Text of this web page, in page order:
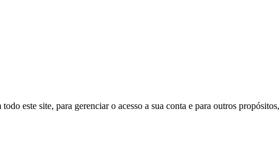
este site, para gerenciar o acesso a sua conta e para outros